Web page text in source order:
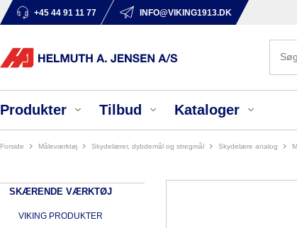
+45 44 91 11 77 INFO@VIKING1913.DK
Produkter Tilbud Kataloger
Forside måleværktøj skydelærer, dybdemål og stregmål skydelære analog
SKÆRENDE VÆRKTØJ
VIKING PRODUKTER